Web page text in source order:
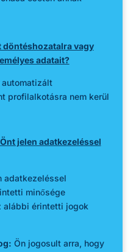
döntéshozatalra vagy
adatait?
profilalkotásra nem kerül
jelen adatkezeléssel
adatkezeléssel
minősége
alábbi érintetti jogok
Ön jogosult arra, hogy